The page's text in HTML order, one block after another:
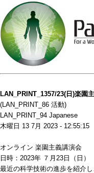
LAN_PRINT_1357/23(日)楽園
(LAN_PRINT_86 活動)
LAN_PRINT_94 Japanese
木曜日 13 7月 2023 - 12:55:15
オンライン 楽園主義講演会
日時：2023年 ７月23日（日
最近の科学技術の進歩を紹介